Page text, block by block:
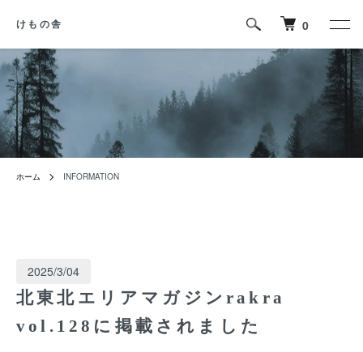
けもの舎 0
ホーム INFORMATION
2025/3/04
北東北エリアマガジンrakra
vol.128に掲載されました